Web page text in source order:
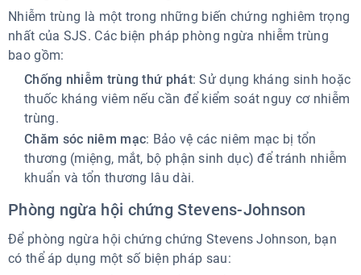
Nhiễm trùng là một trong những biến chứng nghiêm trọng
nhất của SJS. Các biện pháp phòng ngừa nhiễm trùng
bao gồm:
Chống nhiễm trùng thứ phát: Sử dụng kháng sinh hoặc
thuốc kháng viêm nếu cần để kiểm soát nguy cơ nhiễm
trùng.
Chăm sóc niêm mạc: Bảo vệ các niêm mạc bị tổn
thương (miệng, mắt, bộ phận sinh dục) để tránh nhiễm
khuẩn và tổn thương lâu dài.
Phòng ngừa hội chứng Stevens-Johnson
Để phòng ngừa hội chứng chứng Stevens Johnson, bạn
có thể áp dụng một số biện pháp sau: